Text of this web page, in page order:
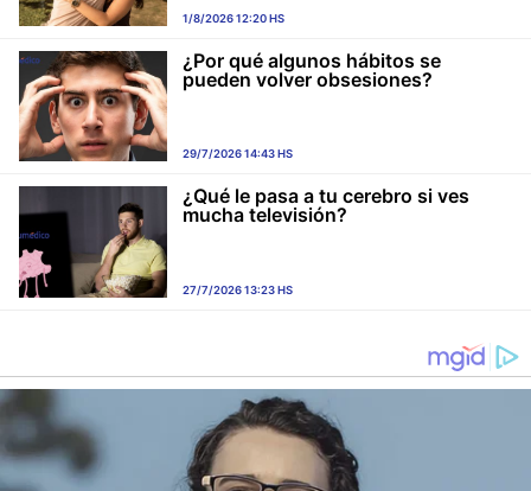
1/8/2026 12:20 HS
¿Por qué algunos hábitos se
pueden volver obsesiones?
29/7/2026 14:43 HS
¿Qué le pasa a tu cerebro si ves
mucha televisión?
27/7/2026 13:23 HS